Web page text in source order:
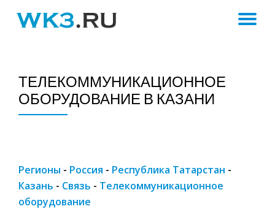
ТЕЛЕКОММУНИКАЦИОННОЕ
ОБОРУДОВАНИЕ В КАЗАНИ
Регионы - Россия - Республика Татарстан -
Казань - Связь - Телекоммуникационное
оборудование